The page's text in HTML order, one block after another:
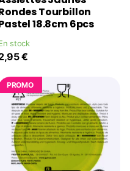
Tourbillon
18.8cm 6pcs
stock
€
PROMO